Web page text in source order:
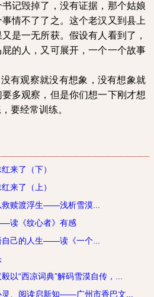
记毁掉了，没有证据，那个姑娘
情不了了之。这个老汉又到县上
是一无所获。假设有人看到了，
的人，又可展开，一个一个故事
有观察就没有想象，没有想象就
多观察，但是你们想一下刚才想
要经常训练。
来了（下）
来了（上）
救赎渡浮生——浅析雪漠...
读《纹心者》有感
己的人生——读《一个...
以“西凉词典”解码雪漠自传，...
灵、阅读启新知——广州市香巴文...